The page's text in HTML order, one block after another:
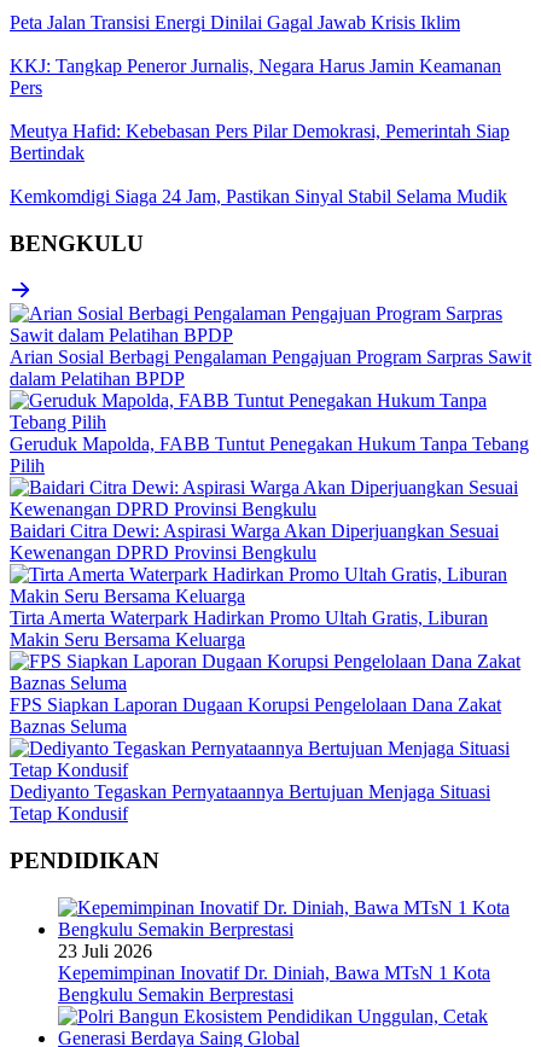
Peta Jalan Transisi Energi Dinilai Gagal Jawab Krisis Iklim
KKJ: Tangkap Peneror Jurnalis, Negara Harus Jamin Keamanan
Pers
Meutya Hafid: Kebebasan Pers Pilar Demokrasi, Pemerintah Siap
Bertindak
Kemkomdigi Siaga 24 Jam, Pastikan Sinyal Stabil Selama Mudik
BENGKULU
Arian Sosial Berbagi Pengalaman Pengajuan Program Sarpras Sawit
dalam Pelatihan BPDP
Geruduk Mapolda, FABB Tuntut Penegakan Hukum Tanpa Tebang
Pilih
Baidari Citra Dewi: Aspirasi Warga Akan Diperjuangkan Sesuai
Kewenangan DPRD Provinsi Bengkulu
Tirta Amerta Waterpark Hadirkan Promo Ultah Gratis, Liburan
Makin Seru Bersama Keluarga
FPS Siapkan Laporan Dugaan Korupsi Pengelolaan Dana Zakat
Baznas Seluma
Dediyanto Tegaskan Pernyataannya Bertujuan Menjaga Situasi
Tetap Kondusif
PENDIDIKAN
23 Juli 2026
Kepemimpinan Inovatif Dr. Diniah, Bawa MTsN 1 Kota
Bengkulu Semakin Berprestasi